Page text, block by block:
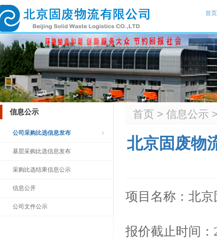
首页
信息公示
公司采购比选信息发布
基层采购比选信息发布
采购比选结果信息公示
信息公开
公司文件公示
首页 > 信息公示
北京固废物
项目名称：北京
报价截止时间：